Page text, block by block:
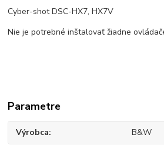
Cyber-shot DSC-HX7, HX7V
Nie je potrebné inštalovať žiadne
Parametre
Výrobca B&W